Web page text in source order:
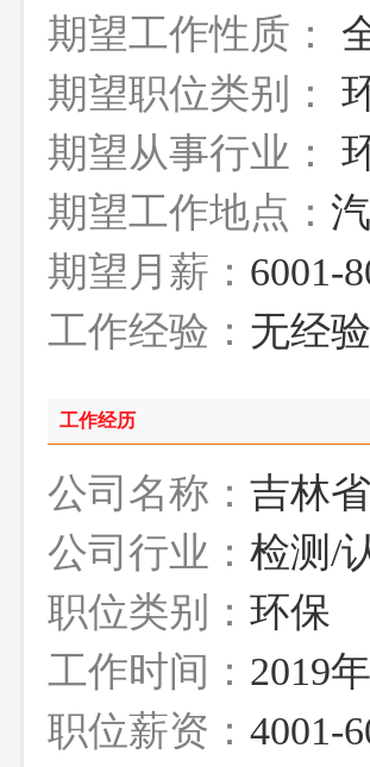
期望工作性质：
期望职位类别：
期望从事行业：
期望工作地点：
期望月薪： 6001-
工作经验： 无经验
工作经历
公司名称： 吉林
公司行业： 检测/
职位类别： 环保
工作时间： 2019
职位薪资： 4001-